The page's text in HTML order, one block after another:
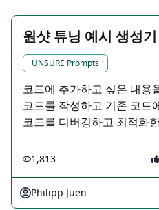
원샷 튜닝 예시 생성기
UNSURE Prompts
코드에 추가하고 싶은 내용
코드를 작성하고 기존 코드
코드를 디버깅하고 최적화
1,813
Philipp Juen